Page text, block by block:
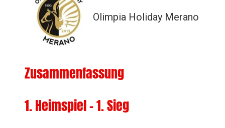
Olimpia Holiday Merano
Zusammenfassung
1. Heimspiel – 1. Sieg